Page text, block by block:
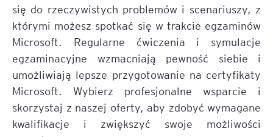
się do rzeczywistych problemów i scenariuszy, z
którymi możesz spotkać się w trakcie egzaminów
Microsoft. Regularne ćwiczenia i symulacje
egzaminacyjne wzmacniają pewność siebie i
umożliwiają lepsze przygotowanie na certyfikaty
Microsoft. Wybierz profesjonalne wsparcie i
skorzystaj z naszej oferty, aby zdobyć wymagane
kwalifikacje i zwiększyć swoje możliwości